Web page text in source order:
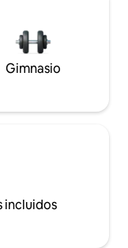
Gimnasio
incluidos